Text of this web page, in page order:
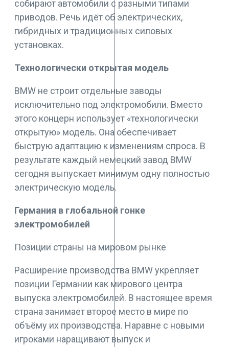
собирают автомобили с разными типами
приводов. Речь идёт об электрических,
гибридных и традиционных силовых
установках.
Технологически открытая модель
BMW не строит отдельные заводы
исключительно под электромобили. Вместо
этого концерн использует «технологически
открытую» модель. Она обеспечивает
быструю адаптацию к изменениям спроса. В
результате каждый немецкий завод BMW
сегодня выпускает минимум одну полностью
электрическую модель.
Германия в глобальной гонке
электромобилей
Позиции страны на мировом рынке
Расширение производства BMW укрепляет
позиции Германии как мирового центра
выпуска электромобилей. В настоящее время
страна занимает второе место в мире по
объёму их производства. Наравне с новыми
игроками наращивают выпуск и